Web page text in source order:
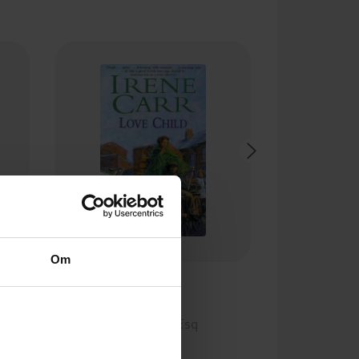
Om
65,-